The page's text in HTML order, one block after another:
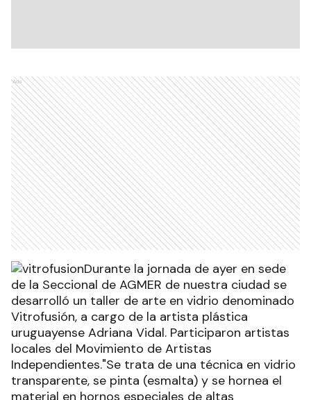
Ads
Durante la jornada de ayer en sede
de la Seccional de AGMER de nuestra ciudad se
desarrolló un taller de arte en vidrio denominado
Vitrofusión, a cargo de la artista plástica
uruguayense Adriana Vidal. Participaron artistas
locales del Movimiento de Artistas
Independientes."Se trata de una técnica en vidrio
transparente, se pinta (esmalta) y se hornea el
material en hornos especiales de altas